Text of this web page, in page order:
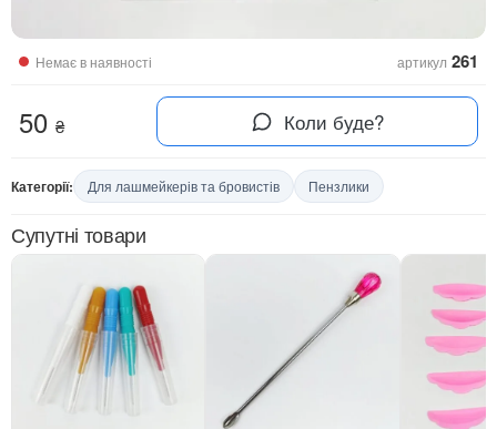
Немає в наявності артикул 261
50 ₴ Коли буде?
Категорії: Для лашмейкерів та бровистів Пензлики
Супутні товари